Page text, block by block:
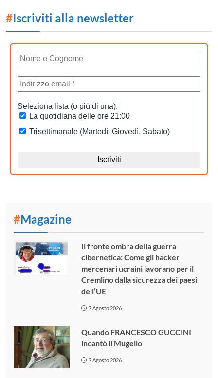
#Iscriviti alla newsletter
#Magazine
Il fronte ombra della guerra
cibernetica: Come gli hacker
mercenari ucraini lavorano per il
Cremlino dalla sicurezza dei paesi
dell’UE
7 Agosto 2026
Quando FRANCESCO GUCCINI
incantò il Mugello
7 Agosto 2026